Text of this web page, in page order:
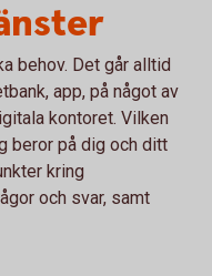
behov. Det går alltid
app, på något av
kontoret. Vilken
beror på dig och ditt
kring
och svar, samt